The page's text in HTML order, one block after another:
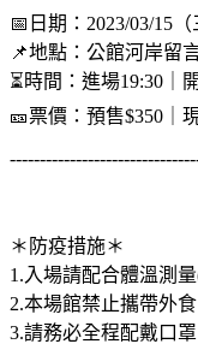
📅日期：2023/03/15（
📌地點：公館河岸留
⏳時間：進場19:30｜
🎫票價：預售$350｜
＊防疫措施＊
1.入場請配合體溫測
2.本場館禁止攜帶外
3.請務必全程配戴口